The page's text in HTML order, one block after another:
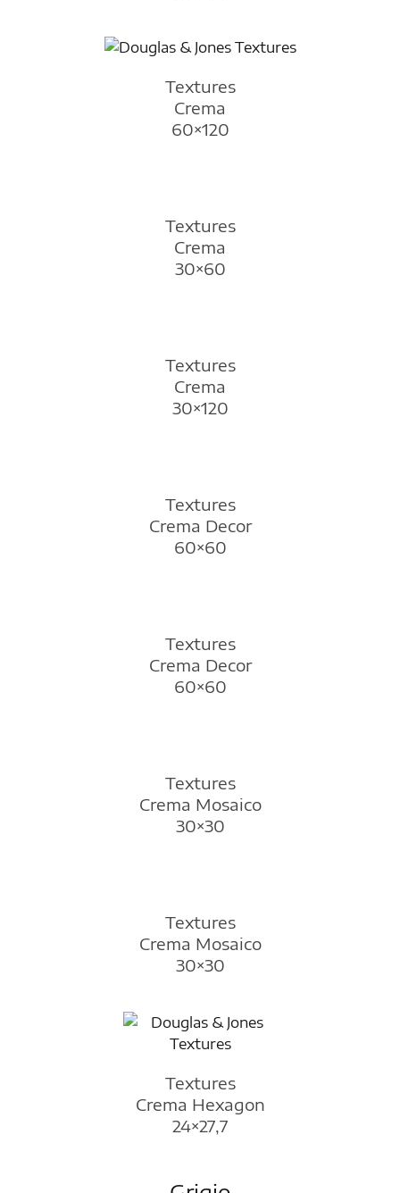
Textures
Crema
60×120
Textures
Crema
30×60
Textures
Crema
30×120
Textures
Crema Decor
60×60
Textures
Crema Decor
60×60
Textures
Crema Mosaico
30×30
Textures
Crema Mosaico
30×30
Textures
Crema Hexagon
24×27,7